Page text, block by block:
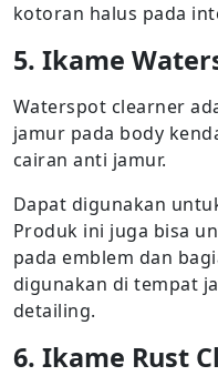
kotoran halus pada
5. Ikame
Waterspot clearner
jamur pada body
cairan anti jamur.
Dapat digunakan
Produk ini juga bisa
pada emblem dan
digunakan di tempat
detailing.
6. Ikame Rust